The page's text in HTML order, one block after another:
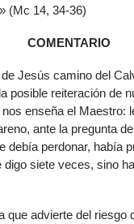
(Mc 14, 34-36)
COMENTARIO
Jesús camino del
posible reiteración de
enseña el Maestro:
ante la pregunta
debía perdonar, había
digo siete veces, sino
que advierte del riesgo